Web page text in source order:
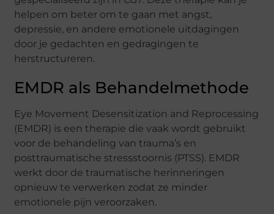
helpen om beter om te gaan met angst,
depressie, en andere emotionele uitdagingen
door je gedachten en gedragingen te
herstructureren.
EMDR als Behandelmethode
Eye Movement Desensitization and Reprocessing
(EMDR) is een therapie die vaak wordt gebruikt
voor de behandeling van trauma’s en
posttraumatische stressstoornis (PTSS). EMDR
werkt door de traumatische herinneringen
opnieuw te verwerken zodat ze minder
emotionele pijn veroorzaken.